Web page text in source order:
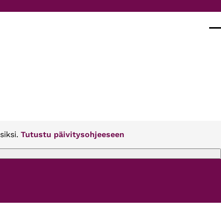
Tutustu päivitysohjeeseen